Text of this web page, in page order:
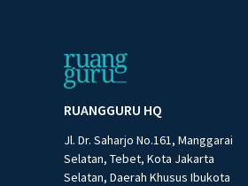
RUANGGURU HQ
Jl. Dr. Saharjo No.161, Manggarai
Selatan, Tebet, Kota Jakarta
Selatan, Daerah Khusus Ibukota